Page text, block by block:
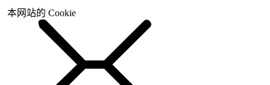
本网站的 Cookie